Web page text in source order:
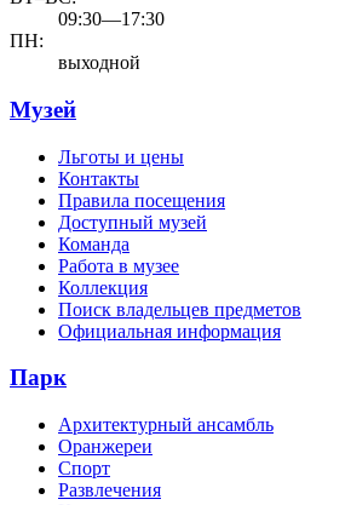
09:30—17:30
ПН:
выходной
Музей
Льготы и цены
Контакты
Правила посещения
Доступный музей
Команда
Работа в музее
Коллекция
Поиск владельцев предметов
Официальная информация
Парк
Архитектурный ансамбль
Оранжереи
Спорт
Развлечения